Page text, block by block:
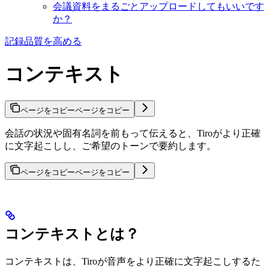
会議資料をまるごとアップロードしてもいいです
か？
記録品質を高める
コンテキスト
ページをコピーページをコピー
会話の状況や固有名詞を前もって伝えると、Tiroがより正確
に文字起こしし、ご希望のトーンで要約します。
ページをコピーページをコピー
コンテキストとは？
コンテキストは、Tiroが音声をより正確に文字起こしするた